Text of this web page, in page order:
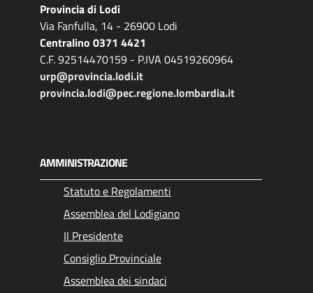
Provincia di Lodi
Via Fanfulla, 14 - 26900 Lodi
Centralino 0371 4421
C.F. 92514470159 - P.IVA 04519260964
urp@provincia.lodi.it
provincia.lodi@pec.regione.lombardia.it
AMMINISTRAZIONE
Statuto e Regolamenti
Assemblea del Lodigiano
Il Presidente
Consiglio Provinciale
Assemblea dei sindaci